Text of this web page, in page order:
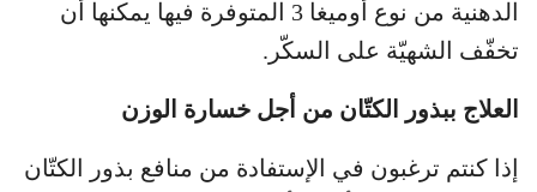
الدهنية من نوع أوميغا 3 المتوفرة فيها يمكنها أن
تخفّف الشهيّة على السكّر.
العلاج ببذور الكتّان من أجل خسارة الوزن
إذا كنتم ترغبون في الإستفادة من منافع بذور الكتّان